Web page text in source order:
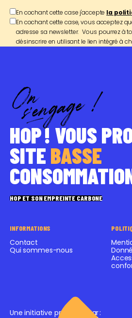
En cochant cette case j'accepte la
En cochant cette case, vous acceptez
adresse sa newsletter. Vous pourrez à
désinscrire en utilisant le lien intégré à
HOP ! VOUS
SITE BASSE
HOP ET SON EMPREINTE CARBONE
INFORMATIONS
Contact
Qui sommes-nous
Une initiative proposée par: